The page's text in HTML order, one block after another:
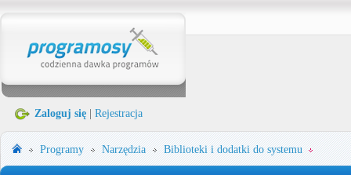
Zaloguj się Rejestracja
Programy Narzędzia Biblioteki i dodatki do systemu